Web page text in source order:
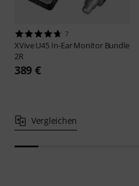
7
XViveU45 In-Ear Monitor Bundle
2R
389 €
Vergleichen